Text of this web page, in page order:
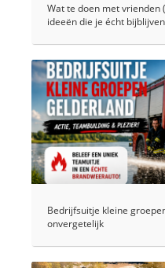
Wat te doen met vrienden
ideeën die je écht bijblijven
Bedrijfsuitje kleine
onvergetelijk